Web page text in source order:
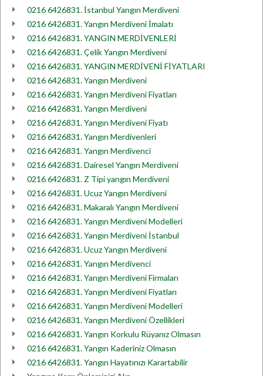
0216 6426831. İstanbul Yangın Merdiveni
0216 6426831. Yangın Merdiveni İmalatı
0216 6426831. YANGIN MERDİVENLERİ
0216 6426831. Çelik Yangın Merdiveni
0216 6426831. YANGIN MERDİVENİ FİYATLARI
0216 6426831. Yangın Merdiveni
0216 6426831. Yangın Merdiveni Fiyatları
0216 6426831. Yangın Merdiveni
0216 6426831. Yangın Merdiveni Fiyatı
0216 6426831. Yangın Merdivenleri
0216 6426831. Yangın Merdivenci
0216 6426831. Dairesel Yangın Merdiveni
0216 6426831. Z Tipi yangın Merdiveni
0216 6426831. Ucuz Yangın Merdiveni
0216 6426831. Makaralı Yangın Merdiveni
0216 6426831. Yangın Merdiveni Modelleri
0216 6426831. Yangın Merdiveni İstanbul
0216 6426831. Ucuz Yangın Merdiveni
0216 6426831. Yangın Merdivenci
0216 6426831. Yangın Merdiveni Firmaları
0216 6426831. Yangın Merdiveni Fiyatları
0216 6426831. Yangın Merdiveni Modelleri
0216 6426831. Yangın Merdiveni Özellikleri
0216 6426831. Yangın Korkulu Rüyanız Olmasın
0216 6426831. Yangın Kaderiniz Olmasın
0216 6426831. Yangın Hayatınızı Karartabilir